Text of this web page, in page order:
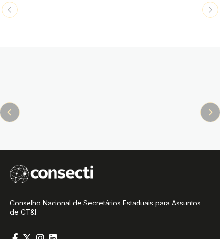
Conselho Nacional de Secretários Estaduais para Assuntos
de CT&I